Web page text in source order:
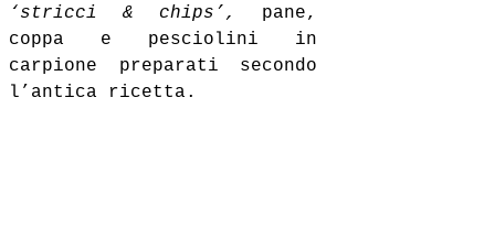
‘stricci & chips ’, pane,
coppa e pesciolini in
carpione preparati secondo
l’antica ricetta .